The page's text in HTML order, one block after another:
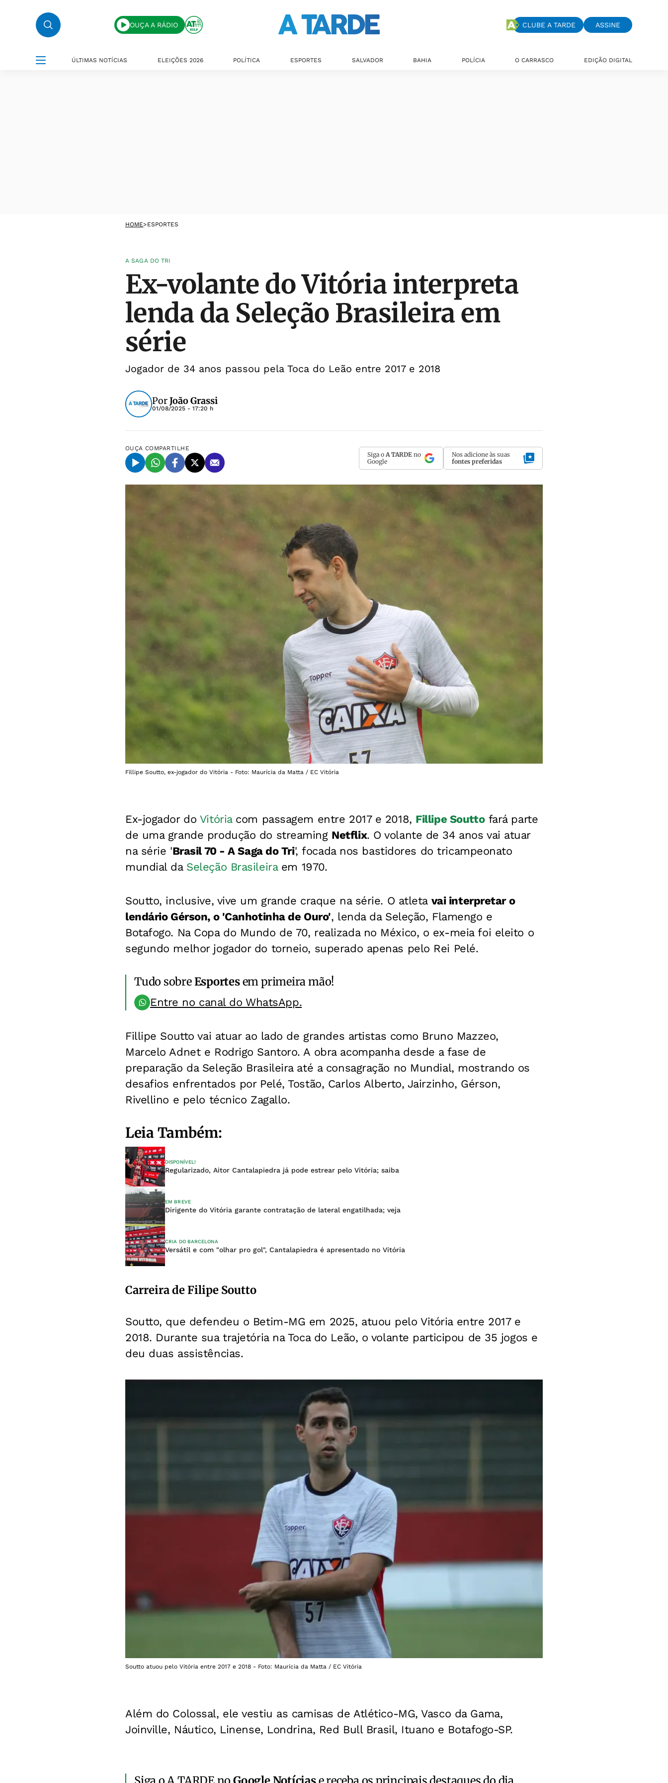
OUÇA A RÁDIO CLUBE A TARDE ASSINE
ÚLTIMAS NOTÍCIAS ELEIÇÕES 2026 POLÍTICA ESPORTES SALVADOR BAHIA POLÍCIA O CARRASCO EDIÇÃO DIGITAL
HOME>ESPORTES
A SAGA DO TRI
Ex-volante do Vitória interpreta
lenda da Seleção Brasileira em
série
Jogador de 34 anos passou pela Toca do Leão entre 2017 e 2018
PorJoão Grassi
01/08/2025 - 17:20 h
OUÇA COMPARTILHE
Siga o A TARDE no
Google
Nos adicione às suas
fontes preferidas
Fillipe Soutto, ex-jogador do Vitória - Foto: Maurícia da Matta / EC Vitória
Ex-jogador do Vitóriacom passagem entre 2017 e 2018, Fillipe Souttofará parte
de uma grande produção do streaming Netflix. O volante de 34 anos vai atuar
na série 'Brasil 70 - A Saga do Tri', focada nos bastidores do tricampeonato
mundial da Seleção Brasileiraem 1970.
Soutto, inclusive, vive um grande craque na série. O atleta vai interpretar o
lendário Gérson, o 'Canhotinha de Ouro', lenda da Seleção, Flamengo e
Botafogo. Na Copa do Mundo de 70, realizada no México, o ex-meia foi eleito o
segundo melhor jogador do torneio, superado apenas pelo Rei Pelé.
Tudo sobreEsportesem primeira mão!
Entre no canal do WhatsApp.
Fillipe Soutto vai atuar ao lado de grandes artistas como Bruno Mazzeo,
Marcelo Adnet e Rodrigo Santoro. A obra acompanha desde a fase de
preparação da Seleção Brasileira até a consagração no Mundial, mostrando os
desafios enfrentados por Pelé, Tostão, Carlos Alberto, Jairzinho, Gérson,
Rivellino e pelo técnico Zagallo.
Leia Também:
DISPONÍVEL!
Regularizado, Aitor Cantalapiedra já pode estrear pelo Vitória; saiba
EM BREVE
Dirigente do Vitória garante contratação de lateral engatilhada; veja
CRIA DO BARCELONA
Versátil e com "olhar pro gol", Cantalapiedra é apresentado no Vitória
Carreira de Filipe Soutto
Soutto, que defendeu o Betim-MG em 2025, atuou pelo Vitória entre 2017 e
2018. Durante sua trajetória na Toca do Leão, o volante participou de 35 jogos e
deu duas assistências.
Soutto atuou pelo Vitória entre 2017 e 2018 - Foto: Maurícia da Matta / EC Vitória
Além do Colossal, ele vestiu as camisas de Atlético-MG, Vasco da Gama,
Joinville, Náutico, Linense, Londrina, Red Bull Brasil, Ituano e Botafogo-SP.